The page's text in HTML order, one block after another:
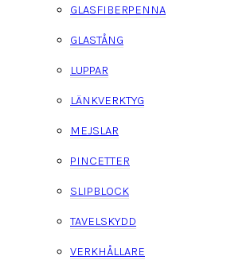
GLASFIBERPENNA
GLASTÅNG
LUPPAR
LÄNKVERKTYG
MEJSLAR
PINCETTER
SLIPBLOCK
TAVELSKYDD
VERKHÅLLARE